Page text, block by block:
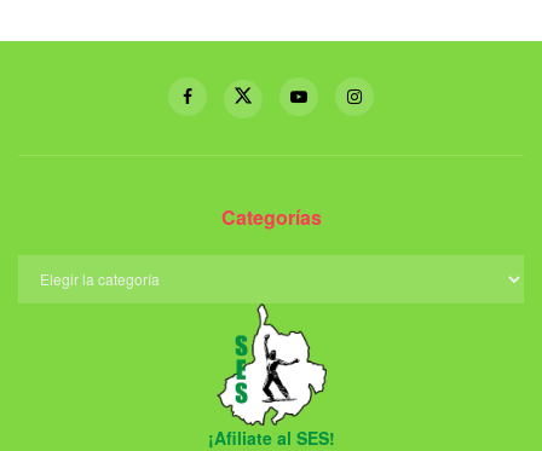
Categorías
¡Afiliate al SES!